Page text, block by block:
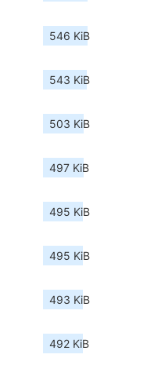
546 KiB
543 KiB
503 KiB
497 KiB
495 KiB
495 KiB
493 KiB
492 KiB